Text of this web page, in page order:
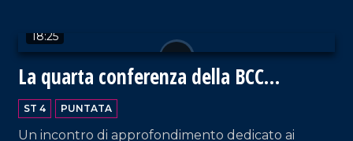
18:25
La quarta conferenza della BCC
Mediocrati
ST 4 PUNTATA
Un incontro di approfondimento dedicato ai